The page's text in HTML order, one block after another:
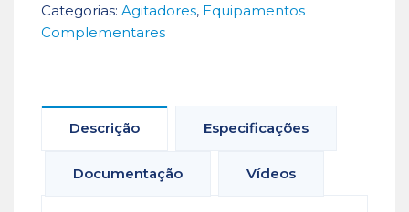
Empilháveis
Categorias: Agitadores, Equipamentos
Complementares
Descrição Especificações
Documentação Vídeos